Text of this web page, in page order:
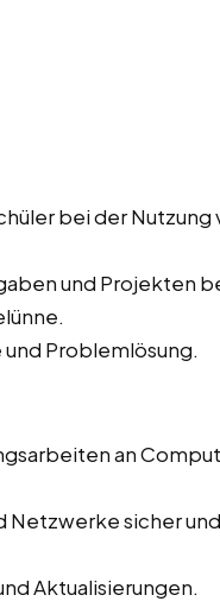
bei der
und Projekten
Problemlösung.
an
Netzwerke sicher
Aktualisierungen.